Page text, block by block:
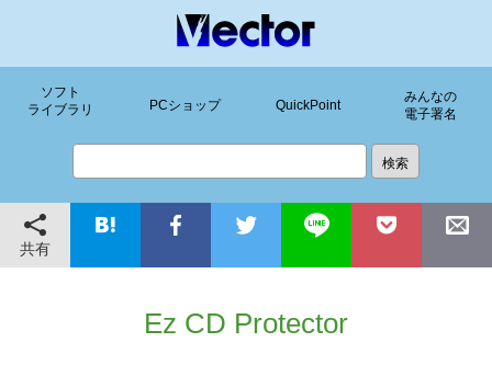
ソフト
ライブラリ
PCショップ QuickPoint
みんなの
電子署名
共有
Ez CD Protector